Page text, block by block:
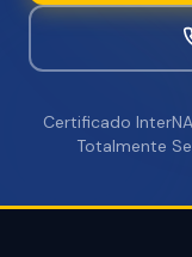
Certificado
Totalmente